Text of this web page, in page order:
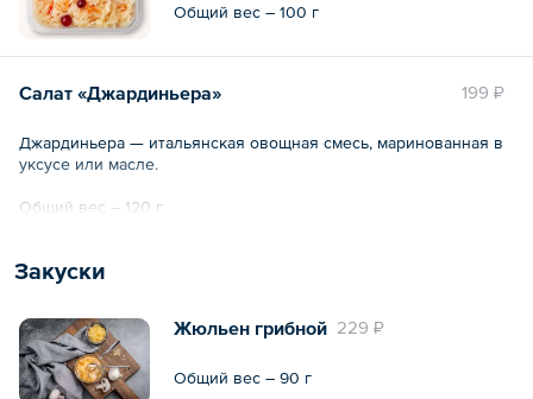
Общий вес – 100 г
199 ₽
Салат «Джардиньера»
Джардиньера — итальянская овощная смесь, маринованная в
уксусе или масле.
Общий вес – 120 г
Закуски
229 ₽
Жюльен грибной
Общий вес – 90 г